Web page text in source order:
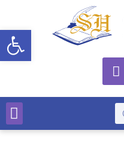
Deschide bara de unelte